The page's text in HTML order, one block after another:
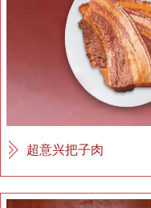
超意兴把子肉